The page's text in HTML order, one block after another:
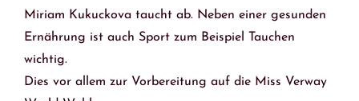
Miriam Kukuckova taucht ab. Neben einer gesunden
Ernährung ist auch Sport zum Beispiel Tauchen
wichtig.
Dies vor allem zur Vorbereitung auf die Miss Verway